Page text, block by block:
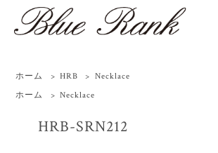
ホーム > HRB > Necklace
ホーム
> Necklace
HRB-SRN212